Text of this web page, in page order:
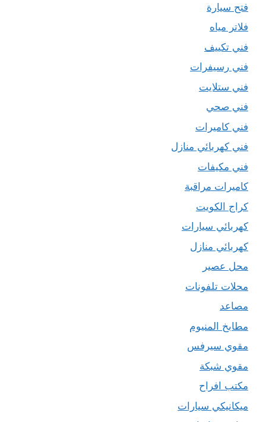
فتح سيارة
فلاتر مياه
فني تكييف
فني رسيفرات
فني ستلايت
فني صحي
فني كاميرات
فني كهربائي منازل
فني مكيفات
كاميرات مراقبة
كراج الكويت
كهربائي سيارات
كهربائي منازل
محل عصير
محلات تلفونات
مصاعد
مطابخ المنيوم
مقوي سيرفس
مقوي شبكة
مكتب افراح
ميكانيكي سيارات